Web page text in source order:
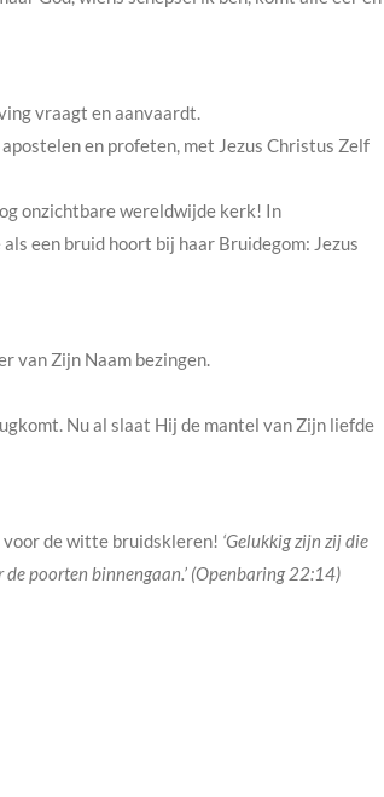
vraagt en aanvaardt.
en profeten, met Jezus Christus Zelf
onzichtbare wereldwijde kerk! In
een bruid hoort bij haar Bruidegom: Jezus
van Zijn Naam bezingen.
Nu al slaat Hij de mantel van Zijn liefde
voor de witte bruidskleren! ‘Gelukkig zijn zij die
poorten binnengaan.’ (Openbaring 22:14)